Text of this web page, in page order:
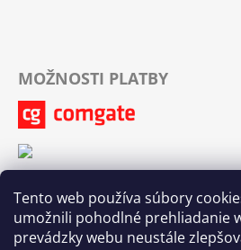
Tento web používa súbory
umožnili pohodlné prehliadanie
prevádzky webu neustále
MOŽNOSTI PLATBY